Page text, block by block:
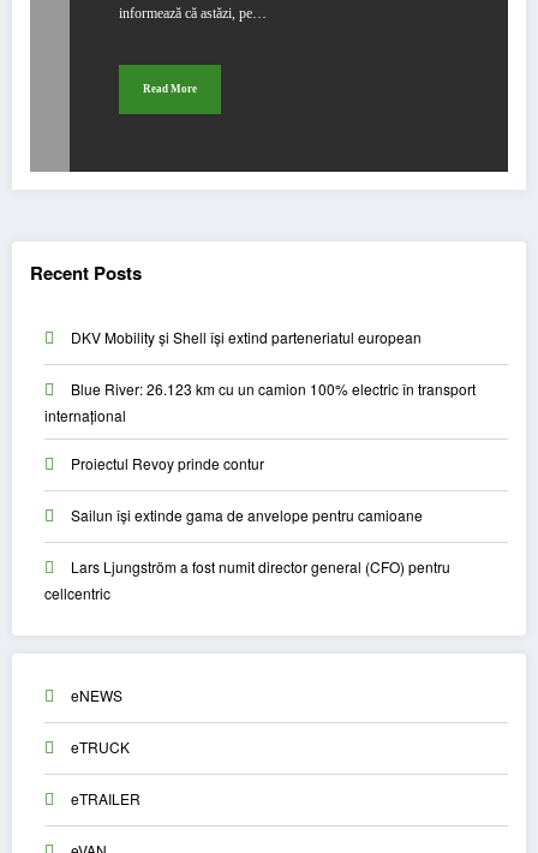
informează că astăzi, pe…
Read More
Recent Posts
DKV Mobility și Shell își extind parteneriatul european
Blue River: 26.123 km cu un camion 100% electric în transport
internațional
Proiectul Revoy prinde contur
Sailun își extinde gama de anvelope pentru camioane
Lars Ljungström a fost numit director general (CFO) pentru
cellcentric
eNEWS
eTRUCK
eTRAILER